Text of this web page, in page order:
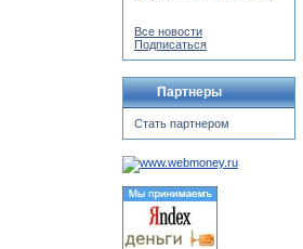
Все новости
Подписаться
Партнеры
Стать партнером